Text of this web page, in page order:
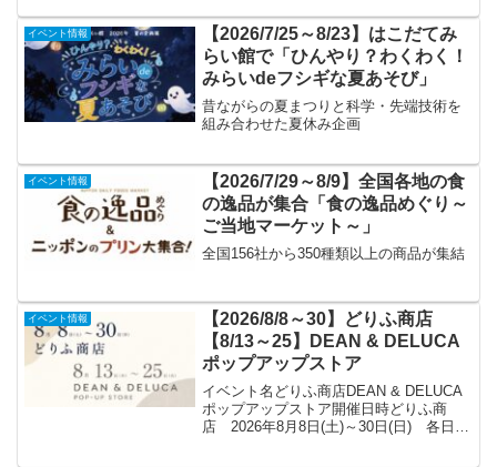
イベント情報
【2026/7/25～8/23】はこだてみ
らい館で「ひんやり？わくわく！
みらいdeフシギな夏あそび」
昔ながらの夏まつりと科学・先端技術を
組み合わせた夏休み企画
イベント情報
【2026/7/29～8/9】全国各地の食
の逸品が集合「食の逸品めぐり～
ご当地マーケット～」
全国156社から350種類以上の商品が集結
イベント情報
【2026/8/8～30】どりふ商店
【8/13～25】DEAN & DELUCA
ポップアップストア
イベント名どりふ商店DEAN & DELUCA
ポップアップストア開催日時どりふ商
店 2026年8月8日(土)～30日(日) 各日